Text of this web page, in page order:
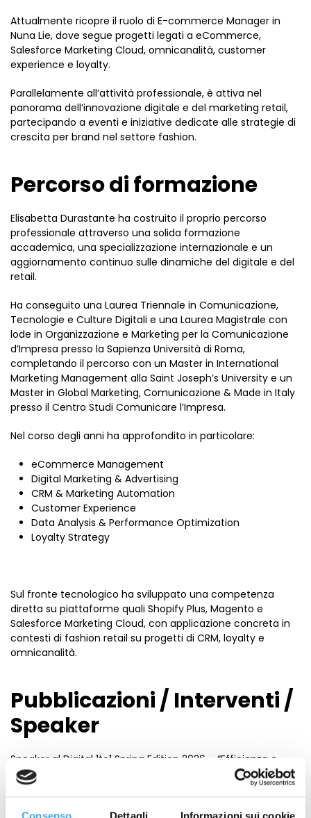
Consenso Dettagli Informazioni sui cookie
Attualmente ricopre il ruolo di E-commerce Manager in
Nuna Lie, dove segue progetti legati a eCommerce,
Salesforce Marketing Cloud, omnicanalità, customer
experience e loyalty.
Parallelamente all’attività professionale, è attiva nel
panorama dell’innovazione digitale e del marketing retail,
partecipando a eventi e iniziative dedicate alle strategie di
crescita per brand nel settore fashion.
Percorso di formazione
Elisabetta Durastante ha costruito il proprio percorso
professionale attraverso una solida formazione
accademica, una specializzazione internazionale e un
aggiornamento continuo sulle dinamiche del digitale e del
retail.
Ha conseguito una Laurea Triennale in Comunicazione,
Tecnologie e Culture Digitali e una Laurea Magistrale con
lode in Organizzazione e Marketing per la Comunicazione
d’Impresa presso la Sapienza Università di Roma,
completando il percorso con un Master in International
Marketing Management alla Saint Joseph’s University e un
Master in Global Marketing, Comunicazione & Made in Italy
presso il Centro Studi Comunicare l’Impresa.
Nel corso degli anni ha approfondito in particolare:
eCommerce Management
Digital Marketing & Advertising
CRM & Marketing Automation
Customer Experience
Data Analysis & Performance Optimization
Loyalty Strategy
Sul fronte tecnologico ha sviluppato una competenza
diretta su piattaforme quali Shopify Plus, Magento e
Salesforce Marketing Cloud, con applicazione concreta in
contesti di fashion retail su progetti di CRM, loyalty e
omnicanalità.
Pubblicazioni / Interventi /
Speaker
Speaker al Digital 1to1 Spring Edition 2026 – “Efficienza e
marginalità nell’era dell’AI”